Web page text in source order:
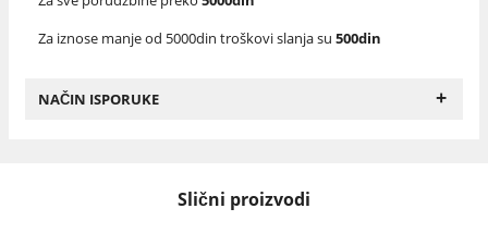
Za iznose manje od 5000din troškovi slanja su 500din
NAČIN ISPORUKE +
Slični proizvodi